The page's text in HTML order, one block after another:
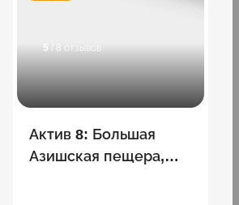
5 / 8 отзывов
Актив 8: Большая
Азишская пещера,